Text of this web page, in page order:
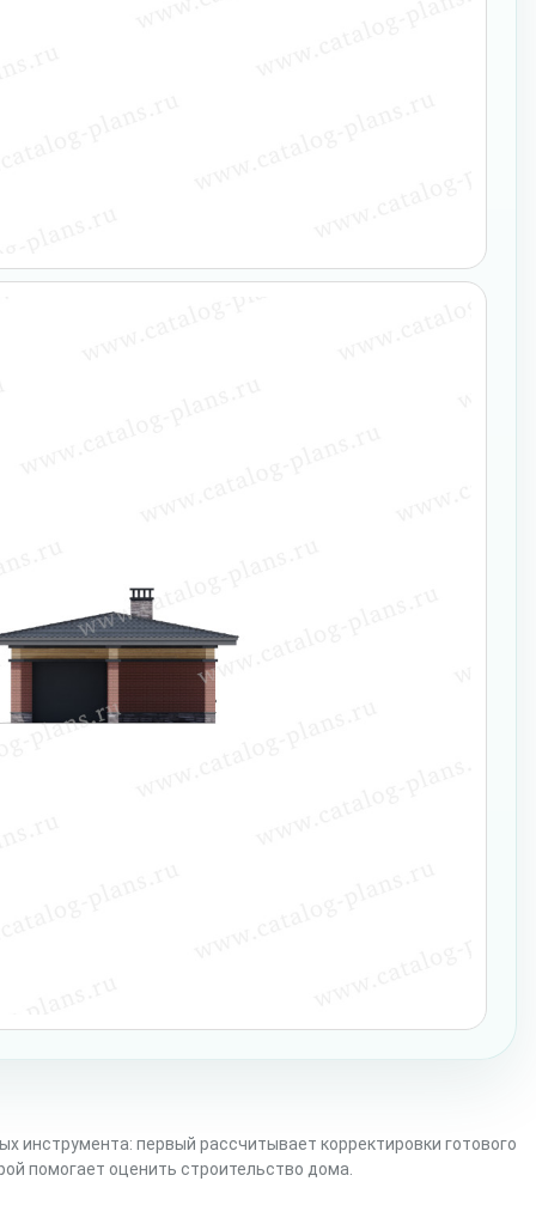
инструмента: первый рассчитывает корректировки готового
помогает оценить строительство дома.